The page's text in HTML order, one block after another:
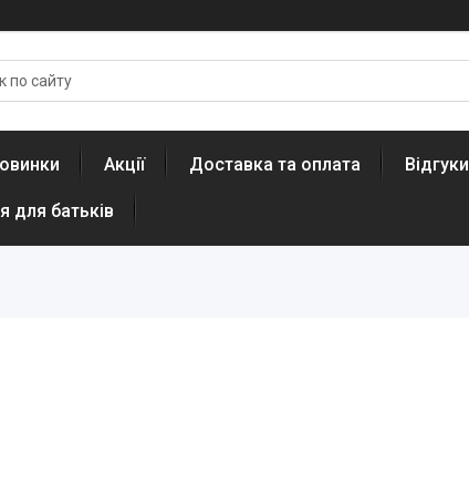
Акції Доставка та оплата Відгуки
для батьків